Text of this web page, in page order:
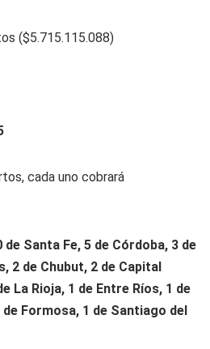
($5.715.115.088)
cada uno cobrará
Santa Fe, 5 de Córdoba, 3 de
2 de Chubut, 2 de Capital
La Rioja, 1 de Entre Ríos, 1 de
de Formosa, 1 de Santiago del